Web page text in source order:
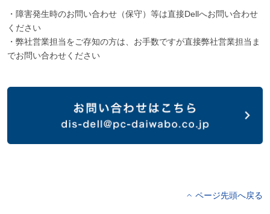
・障害発生時のお問い合わせ（保守）等は直接Dellへお問い合わせ
ください
・弊社営業担当をご存知の方は、お手数ですが直接弊社営業担当ま
でお問い合わせください
ページ先頭へ戻る